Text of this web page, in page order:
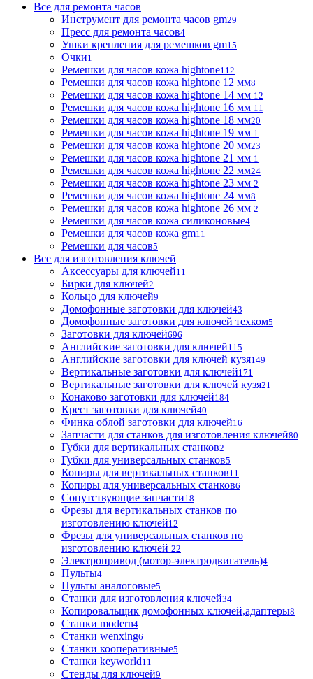
Все для ремонта часов
Инструмент для ремонта часов gm29
Пресс для ремонта часов4
Ушки крепления для ремешков gm15
Очки1
Ремешки для часов кожа hightone112
Ремешки для часов кожа hightone 12 мм8
Ремешки для часов кожа hightone 14 мм 12
Ремешки для часов кожа hightone 16 мм 11
Ремешки для часов кожа hightone 18 мм20
Ремешки для часов кожа hightone 19 мм 1
Ремешки для часов кожа hightone 20 мм23
Ремешки для часов кожа hightone 21 мм 1
Ремешки для часов кожа hightone 22 мм24
Ремешки для часов кожа hightone 23 мм 2
Ремешки для часов кожа hightone 24 мм8
Ремешки для часов кожа hightone 26 мм 2
Ремешки для часов кожа силиконовые4
Ремешки для часов кожа gm11
Ремешки для часов5
Все для изготовления ключей
Аксессуары для ключей11
Бирки для ключей2
Кольцо для ключей9
Домофонные заготовки для ключей43
Домофонные заготовки для ключей техком5
Заготовки для ключей696
Английские заготовки для ключей115
Английские заготовки для ключей кузя149
Вертикальные заготовки для ключей171
Вертикальные заготовки для ключей кузя21
Конаково заготовки для ключей184
Крест заготовки для ключей40
Финка облой заготовки для ключей16
Запчасти для станков для изготовления ключей80
Губки для вертикальных станков2
Губки для универсальных станков5
Копиры для вертикальных станков11
Копиры для универсальных станков6
Сопутствующие запчасти18
Фрезы для вертикальных станков по
изготовлению ключей12
Фрезы для универсальных станков по
изготовлению ключей 22
Электропривод (мотор-электродвигатель)4
Пульты4
Пульты аналоговые5
Станки для изготовления ключей34
Копировальщик домофонных ключей,адаптеры8
Станки modern4
Станки wenxing6
Станки кооперативные5
Станки keyworld11
Стенды для ключей9